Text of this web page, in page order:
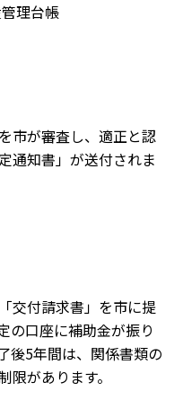
理台帳
市が審査し、適正と認
通知書」が送付されま
交付請求書」を市に提
の口座に補助金が振り
後5年間は、関係書類の
限があります。